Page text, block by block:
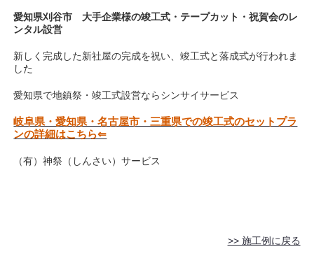
愛知県刈谷市 大手企業様の竣工式・テープカット・祝賀会のレ
ンタル設営
新しく完成した新社屋の完成を祝い、竣工式と落成式が行われま
した
愛知県で地鎮祭・竣工式設営ならシンサイサービス
岐阜県・愛知県・名古屋市・三重県での竣工式のセットプラ
ンの詳細はこちら⇐
（有）神祭（しんさい）サービス
>> 施工例に戻る